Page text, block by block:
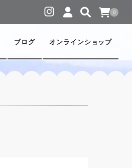
0
ブログ オンラインショップ